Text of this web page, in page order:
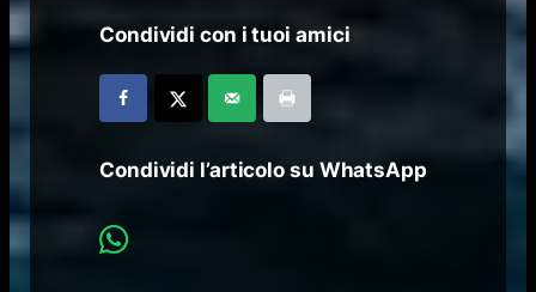
Condividi con i tuoi amici
Condividi l’articolo su WhatsApp